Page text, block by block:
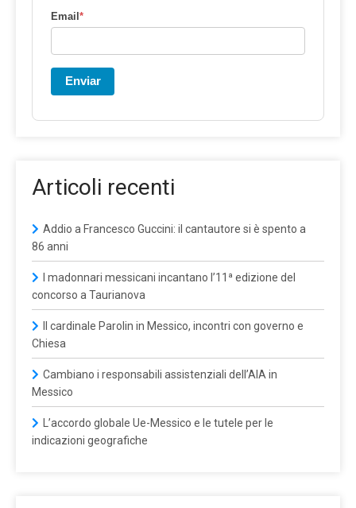
Email*
Enviar
Articoli recenti
Addio a Francesco Guccini: il cantautore si è spento a
86 anni
I madonnari messicani incantano l’11ª edizione del
concorso a Taurianova
Il cardinale Parolin in Messico, incontri con governo e
Chiesa
Cambiano i responsabili assistenziali dell’AIA in
Messico
L’accordo globale Ue-Messico e le tutele per le
indicazioni geografiche